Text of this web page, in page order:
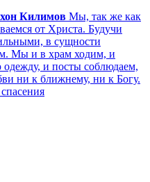
Килимов Мы, так же как
от Христа. Будучи
в сущности
Мы и в храм ходим, и
и посты соблюдаем,
ни к ближнему, ни к Богу.